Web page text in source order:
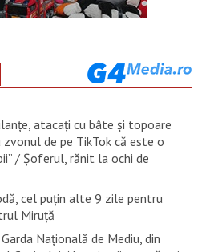
atacați cu bâte și topoare
de pe TikTok că este o
/ Șoferul, rănit la ochi de
cel puțin alte 9 zile pentru
Miruță
Națională de Mediu, din